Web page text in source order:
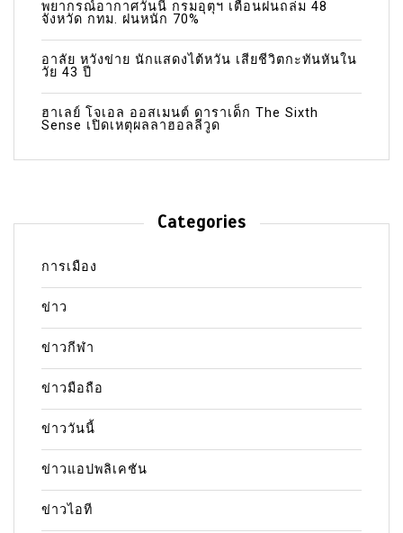
พยากรณ์อากาศวันนี้ กรมอุตุฯ เตือนฝนถล่ม 48
จังหวัด กทม. ฝนหนัก 70%
อาลัย หวังข่าย นักแสดงไต้หวัน เสียชีวิตกะทันหันใน
วัย 43 ปี
ฮาเลย์ โจเอล ออสเมนต์ ดาราเด็ก The Sixth
Sense เปิดเหตุผลลาฮอลลีวูด
Categories
การเมือง
ข่าว
ข่าวกีฬา
ข่าวมือถือ
ข่าววันนี้
ข่าวแอปพลิเคชัน
ข่าวไอที